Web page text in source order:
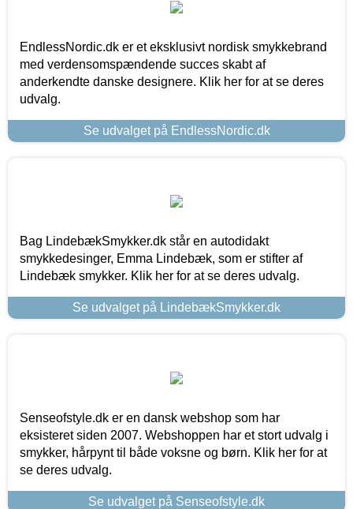
EndlessNordic.dk er et eksklusivt nordisk smykkebrand
med verdensomspændende succes skabt af
anderkendte danske designere. Klik her for at se deres
udvalg.
Se udvalget på EndlessNordic.dk
Bag LindebækSmykker.dk står en autodidakt
smykkedesinger, Emma Lindebæk, som er stifter af
Lindebæk smykker. Klik her for at se deres udvalg.
Se udvalget på LindebækSmykker.dk
Senseofstyle.dk er en dansk webshop som har
eksisteret siden 2007. Webshoppen har et stort udvalg i
smykker, hårpynt til både voksne og børn. Klik her for at
se deres udvalg.
Se udvalget på Senseofstyle.dk